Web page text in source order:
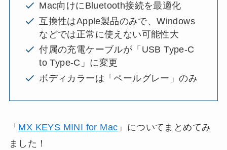
Mac向けにBluetooth接続を最適化
互換性はApple製品のみで、Windows
などでは正常に使えない可能性大
付属の充電ケーブルが「USB Type-C
to Type-C」に変更
ボディカラーは「ペールグレー」のみ
「 MX KEYS MINI for Mac 」についてまとめてみ
ました！